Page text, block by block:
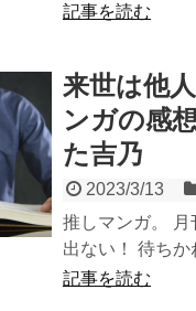
記事を読む
来世は他
ンガの感
た吉乃
2023/3/13
推しマンガ。
出ない！ 待ち
記事を読む